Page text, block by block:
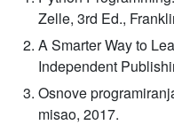
Zelle, 3rd Ed.,
A Smarter Way to
Independent
Osnove
misao, 2017.